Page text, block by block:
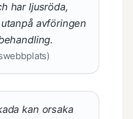
har ljusröda,
avföringen
kan orsaka